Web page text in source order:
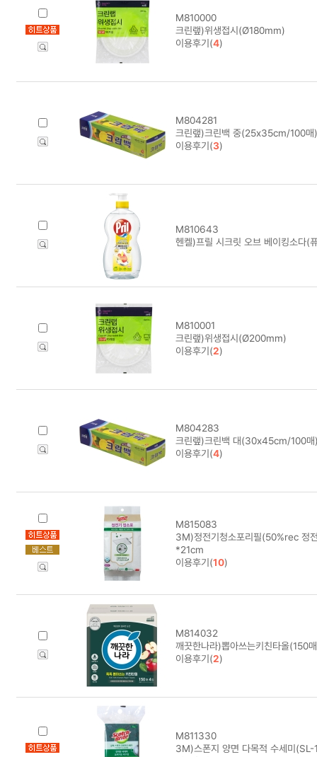
M810000
크린랲)위생접시(Ø180mm)
이용후기(4)
M804281
크린랲)크린백 중(25x35cm/100매)
이용후기(3)
M810643
헨켈)프릴 시크릿 오브 베이킹소다(
M810001
크린랲)위생접시(Ø200mm)
이용후기(2)
M804283
크린랲)크린백 대(30x45cm/100매
이용후기(4)
M815083
3M)정전기청소포리필(50%rec 정
*21cm
이용후기(10)
M814032
깨끗한나라)뽑아쓰는키친타올(150
이용후기(2)
M811330
3M)스폰지 양면 다목적 수세미